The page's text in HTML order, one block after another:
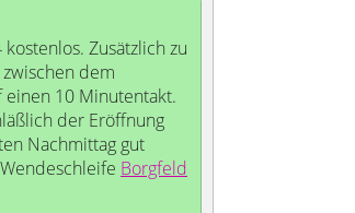
Zusätzlich zu
dem
einen 10 Minutentakt.
der Eröffnung
Nachmittag gut
Borgfeld